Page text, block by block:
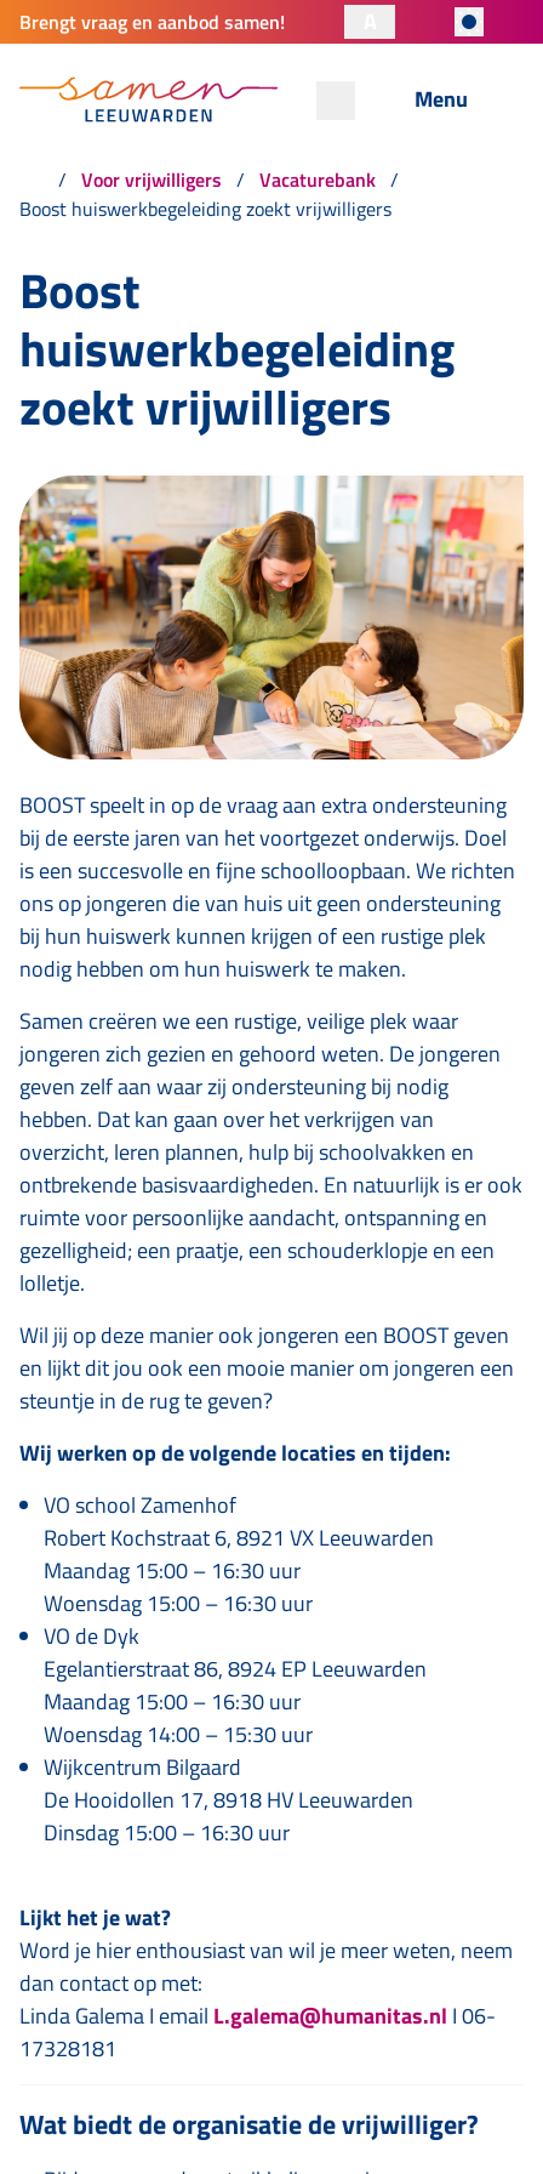
Brengt vraag en aanbod samen!
Menu
Voor vrijwilligers
Vacaturebank
Boost huiswerkbegeleiding zoekt vrijwilligers
Boost
huiswerkbegeleiding
zoekt vrijwilligers
BOOST speelt in op de vraag aan extra ondersteuning
bij de eerste jaren van het voortgezet onderwijs. Doel
is een succesvolle en fijne schoolloopbaan. We richten
ons op jongeren die van huis uit geen ondersteuning
bij hun huiswerk kunnen krijgen of een rustige plek
nodig hebben om hun huiswerk te maken.
Samen creëren we een rustige, veilige plek waar
jongeren zich gezien en gehoord weten. De jongeren
geven zelf aan waar zij ondersteuning bij nodig
hebben. Dat kan gaan over het verkrijgen van
overzicht, leren plannen, hulp bij schoolvakken en
ontbrekende basisvaardigheden. En natuurlijk is er ook
ruimte voor persoonlijke aandacht, ontspanning en
gezelligheid; een praatje, een schouderklopje en een
lolletje.
Wil jij op deze manier ook jongeren een BOOST geven
en lijkt dit jou ook een mooie manier om jongeren een
steuntje in de rug te geven?
Wij werken op de volgende locaties en tijden:
VO school Zamenhof
Robert Kochstraat 6, 8921 VX Leeuwarden
Maandag 15:00 – 16:30 uur
Woensdag 15:00 – 16:30 uur
VO de Dyk
Egelantierstraat 86, 8924 EP Leeuwarden
Maandag 15:00 – 16:30 uur
Woensdag 14:00 – 15:30 uur
Wijkcentrum Bilgaard
De Hooidollen 17, 8918 HV Leeuwarden
Dinsdag 15:00 – 16:30 uur
Lijkt het je wat?
Word je hier enthousiast van wil je meer weten, neem
dan contact op met:
Linda Galema I email L.galema@humanitas.nl I 06-
17328181
Wat biedt de organisatie de vrijwilliger?